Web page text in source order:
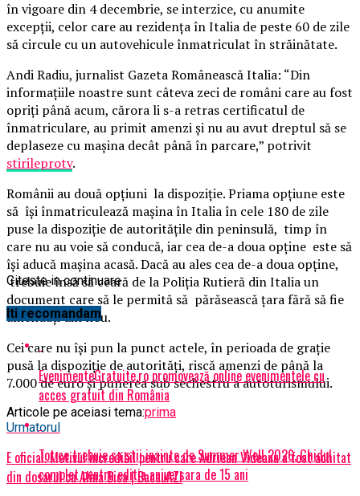
în vigoare din 4 decembrie, se interzice, cu anumite
excepţii, celor care au rezidenţa în Italia de peste 60 de zile
să circule cu un autovehicule înmatriculat în străinătate.
Andi Radiu, jurnalist Gazeta Românească Italia: “Din
informaţiile noastre sunt câteva zeci de români care au fost
opriţi până acum, cărora li s-a retras certificatul de
înmatriculare, au primit amenzi şi nu au avut dreptul să se
deplaseze cu maşina decât până în parcare,” potrivit
stirileprotv.
Românii au două opţiuni la dispoziţie. Priama opţiune este
să îşi înmatriculează maşina în Italia în cele 180 de zile
puse la dispoziţie de autorităţile din peninsulă, timp în
care nu au voie să conducă, iar cea de-a doua opţine este să
îşi aducă maşina acasă. Dacă au ales cea de-a doua opţine,
trebuie însă să ceară de la Poliţia Rutieră din Italia un
document care să le permită să părăsească ţara fără să fie
amendaţi din nou.
Cei care nu îşi pun la punct actele, în perioada de graţie
pusă la dispoziţie de autorităţi, riscă amenzi de până la
7.000 de euro şi punerea sub sechestru a autoturismului.
Articole pe aceiasi tema:prima
Urmatorul
E oficial. Motivul incredibil pentru care Adriean Videanu a fost achitat
din dosarul cu Alina Bica | BacauAZI
Citeste in continuare
Iti recomandam
EvenimenteGratuite.ro promovează online evenimentele cu
acces gratuit din România
Tot ce trebuie sa stii inainte de Summer Well 2026. Ghidul
complet pentru editia aniversara de 15 ani